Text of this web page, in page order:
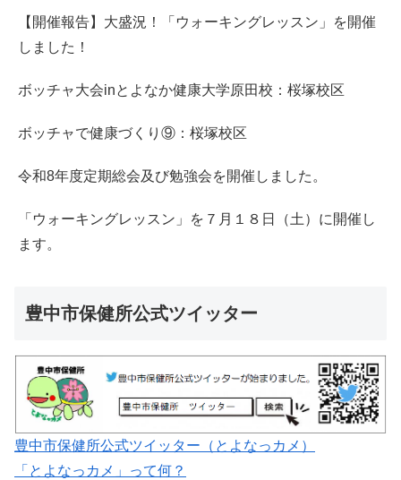
【開催報告】大盛況！「ウォーキングレッスン」を開催
しました！
ボッチャ大会inとよなか健康大学原田校：桜塚校区
ボッチャで健康づくり⑨：桜塚校区
令和8年度定期総会及び勉強会を開催しました。
「ウォーキングレッスン」を７月１８日（土）に開催し
ます。
豊中市保健所公式ツイッター
豊中市保健所公式ツイッター（とよなっカメ）
「とよなっカメ」って何？